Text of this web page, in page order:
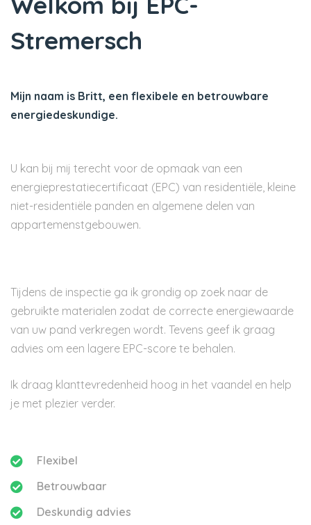
Stremersch
Mijn naam is Britt, een flexibele en betrouwbare
energiedeskundige.
U kan bij mij terecht voor de opmaak van een
energieprestatiecertificaat (EPC) van residentiële, kleine
niet-residentiële panden en algemene delen van
appartemenstgebouwen.
Tijdens de inspectie ga ik grondig op zoek naar de
gebruikte materialen zodat de correcte energiewaarde
van uw pand verkregen wordt. Tevens geef ik graag
advies om een lagere EPC-score te behalen.
Ik draag klanttevredenheid hoog in het vaandel en help
je met plezier verder.
Flexibel
Betrouwbaar
Deskundig advies